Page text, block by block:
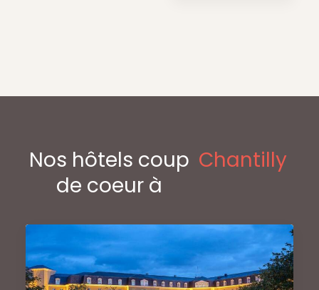
Nos hôtels coup
de coeur à
Chantilly